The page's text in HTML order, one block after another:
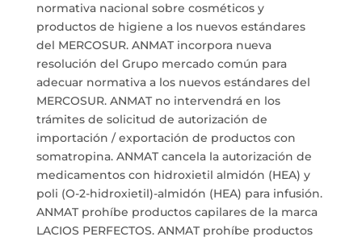
normativa nacional sobre cosméticos y
productos de higiene a los nuevos estándares
del MERCOSUR. ANMAT incorpora nueva
resolución del Grupo mercado común para
adecuar normativa a los nuevos estándares del
MERCOSUR. ANMAT no intervendrá en los
trámites de solicitud de autorización de
importación / exportación de productos con
somatropina. ANMAT cancela la autorización de
medicamentos con hidroxietil almidón (HEA) y
poli (O-2-hidroxietil)-almidón (HEA) para infusión.
ANMAT prohíbe productos capilares de la marca
LACIOS PERFECTOS. ANMAT prohíbe productos